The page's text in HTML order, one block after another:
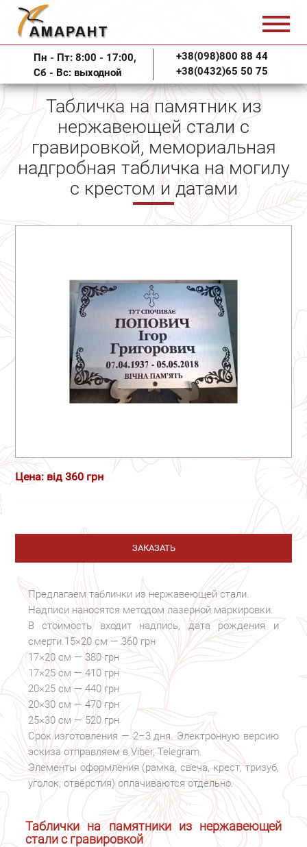
Пн - Пт: 8:00 - 17:00,
Сб - Вс: выходной
+38(098)800 88 44
+38(0432)65 50 75
Табличка на памятник из
нержавеющей стали с
гравировкой, мемориальная
надгробная табличка на могилу
с крестом и датами
Цена: від 360 грн
ЗАКАЗАТЬ
Предлагаем таблички из нержавеющей стали.
Надписи наносятся методом лазерной маркировки.
В стоимость входит надпись, дата рождения и
смерти.15×20 см — 360 грн
17×20 см — 380 грн
17×25 см — 410 грн
20×25 см — 440 грн
20×30 см — 470 грн
25×30 см — 520 грн
Срок изготовления — 2–3 дня. Электронную версию
эскиза отправляем в Viber, Telegram.
Элементы оформления (рамка, свеча, крест, тризуб,
уголок, отверстия) оплачиваются отдельно.
Таблички на памятники из нержавеющей
стали с гравировкой